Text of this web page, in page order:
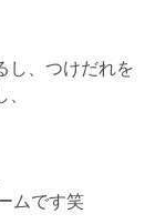
し、つけだれを
ムです笑